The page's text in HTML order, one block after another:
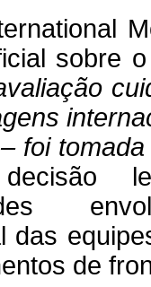
sobre
foi
das
de